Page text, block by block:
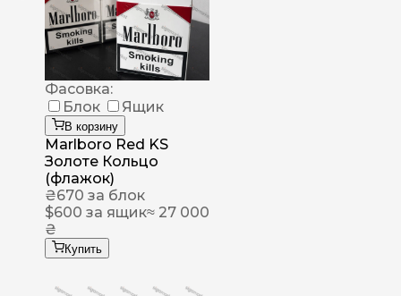
Фасовка:
Блок
Ящик
В корзину
Marlboro Red KS
Золоте Кольцо
(флажок)
₴670 за блок
$600 за ящик≈ 27 000
₴
Купить